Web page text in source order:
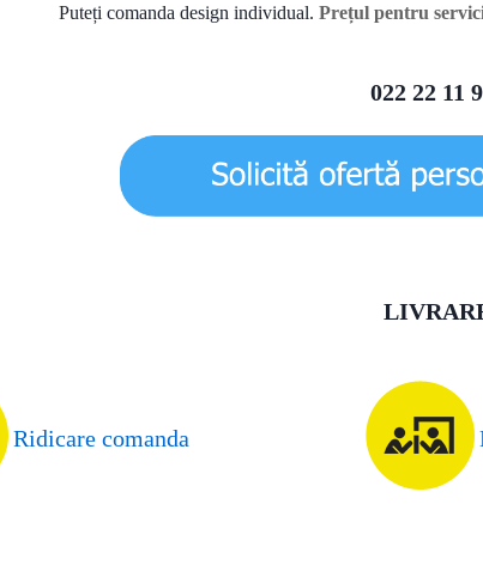
Puteți comanda design individual. Prețul pentru
022 22 11
Ridicare comanda